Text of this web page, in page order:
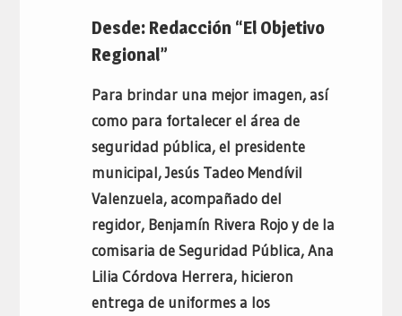
Desde: Redacción “El Objetivo
Regional”
Para brindar una mejor imagen, así
como para fortalecer el área de
seguridad pública, el presidente
municipal, Jesús Tadeo Mendívil
Valenzuela, acompañado del
regidor, Benjamín Rivera Rojo y de la
comisaria de Seguridad Pública, Ana
Lilia Córdova Herrera, hicieron
entrega de uniformes a los